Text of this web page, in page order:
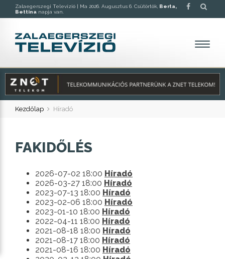
Zalaegerszegi Televízió | Ma 2026. Augusztus 6. Csütörtök, Berta,
Bettina napja van.
Kezdőlap Híradó
FAKIDŐLÉS
2026-07-02 18:00 Híradó
2026-03-27 18:00 Híradó
2023-07-13 18:00 Híradó
2023-02-06 18:00 Híradó
2023-01-10 18:00 Híradó
2022-04-11 18:00 Híradó
2021-08-18 18:00 Híradó
2021-08-17 18:00 Híradó
2021-08-16 18:00 Híradó